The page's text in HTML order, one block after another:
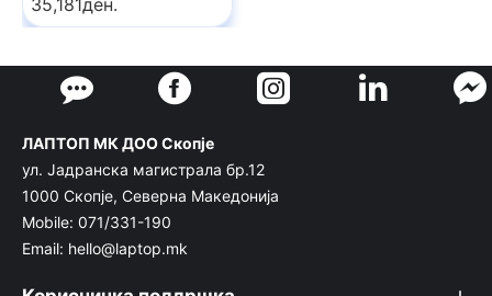
35,181ден.
ЛАПТОП МК ДОО Скопје
ул. Јадранска магистрала бр.12
1000 Скопје, Северна Македонија
Mobile: 071/331-190
Email: hello@laptop.mk